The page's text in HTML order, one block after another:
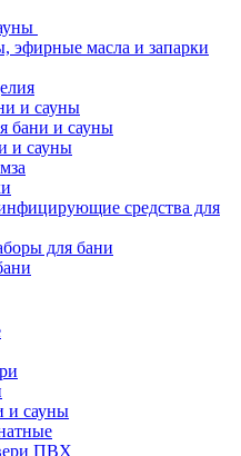
эфирные масла и запарки
и сауны
бани и сауны
и сауны
средства для
для бани
и сауны
ПВХ